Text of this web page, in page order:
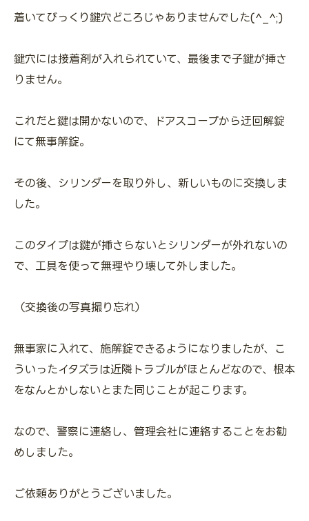
着いてびっくり鍵穴どころじゃありませんでした(^_^;)
鍵穴には接着剤が入れられていて、最後まで子鍵が挿さ
りません。
これだと鍵は開かないので、ドアスコープから迂回解錠
にて無事解錠。
その後、シリンダーを取り外し、新しいものに交換しま
した。
このタイプは鍵が挿さらないとシリンダーが外れないの
で、工具を使って無理やり壊して外しました。
（交換後の写真撮り忘れ）
無事家に入れて、施解錠できるようになりましたが、こ
ういったイタズラは近隣トラブルがほとんどなので、根本
をなんとかしないとまた同じことが起こります。
なので、警察に連絡し、管理会社に連絡することをお勧
めしました。
ご依頼ありがとうございました。